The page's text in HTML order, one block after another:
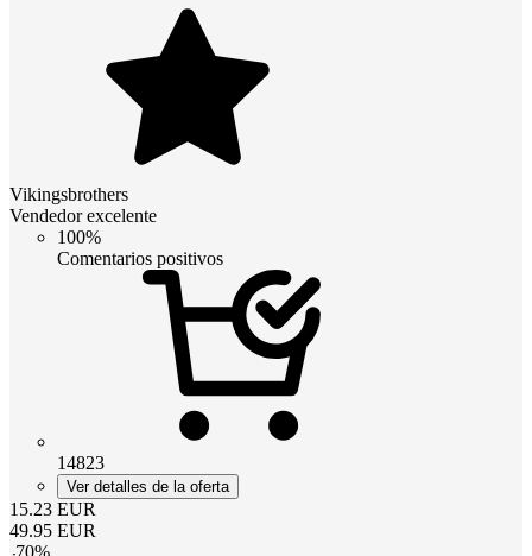
Vikingsbrothers
Vendedor excelente
100%
Comentarios positivos
14823
Ver detalles de la oferta
15.23 EUR
49.95 EUR
-70%